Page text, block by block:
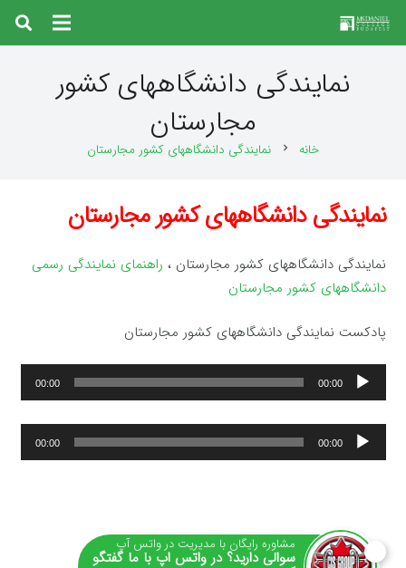
نمایندگی دانشگاههای کشور
مجارستان
خانه chevron_right نمایندگی دانشگاههای کشور مجارستان
نمایندگی دانشگاههای کشور مجارستان
نمایندگی دانشگاههای کشور مجارستان ، راهنمای نمایندگی رسمی
دانشگاههای کشور مجارستان
پادکست نمایندگی دانشگاههای کشور مجارستان
پخش‌کننده
صوت
00:00
00:00
پخش‌کننده
صوت
00:00
00:00
مشاوره رایگان با مدیریت در واتس آپ
سوالی دارید؟ در واتس اپ با ما گفتگو